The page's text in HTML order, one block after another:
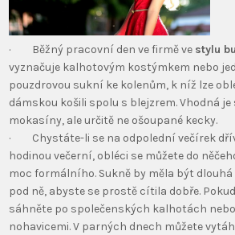
· Běžný pracovní den ve firmě ve stylu
vyznačuje kalhotovým kostýmkem nebo
pouzdrovou sukní ke kolenům, k níž lze
dámskou košili spolu s blejzrem. Vhodná
mokasíny, ale určitě ne ošoupané kecky.
· Chystáte-li se na odpolední večírek
hodinou večerní, obléci se můžete do
moc formálního. Sukně by měla být
pod ně, abyste se prostě cítila dobře.
sáhněte po společenských kalhotách
nohavicemi. V parných dnech můžete